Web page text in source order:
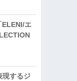
ELENI/エ
現するジ